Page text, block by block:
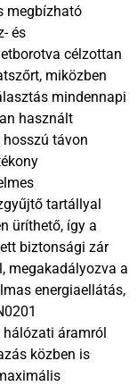
megbízható
és
célzottan
miközben
mindennapi
használt
hosszú távon
tartállyal
üríthető, így a
biztonsági zár
megakadályozva a
energiaellátás,
áramról
közben is